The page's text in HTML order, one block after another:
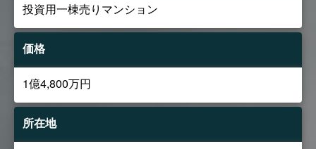
投資用一棟売りマンション
価格
1億4,800万円
所在地